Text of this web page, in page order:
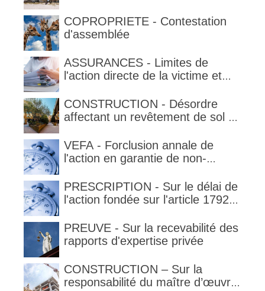
COPROPRIETE - Contestation
d'assemblée
ASSURANCES - Limites de
l'action directe de la victime et
délimitant l'étendue temporelle de
la garantie en condition de la
CONSTRUCTION - Désordre
affectant un revêtement de sol et
VEFA - Forclusion annale de
l'action en garantie de non-
PRESCRIPTION - Sur le délai de
l'action fondée sur l'article 1792-
PREUVE - Sur la recevabilité des
rapports d'expertise privée
CONSTRUCTION – Sur la
responsabilité du maître d’œuvre